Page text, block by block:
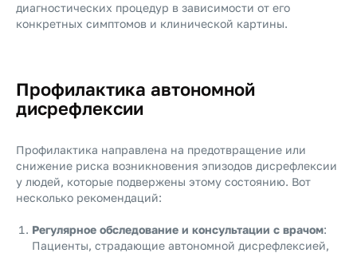
диагностических процедур в зависимости от его
конкретных симптомов и клинической картины.
Профилактика автономной
дисрефлексии
Профилактика направлена на предотвращение или
снижение риска возникновения эпизодов дисрефлексии
у людей, которые подвержены этому состоянию. Вот
несколько рекомендаций:
Регулярное обследование и консультации с врачом:
Пациенты, страдающие автономной дисрефлексией,